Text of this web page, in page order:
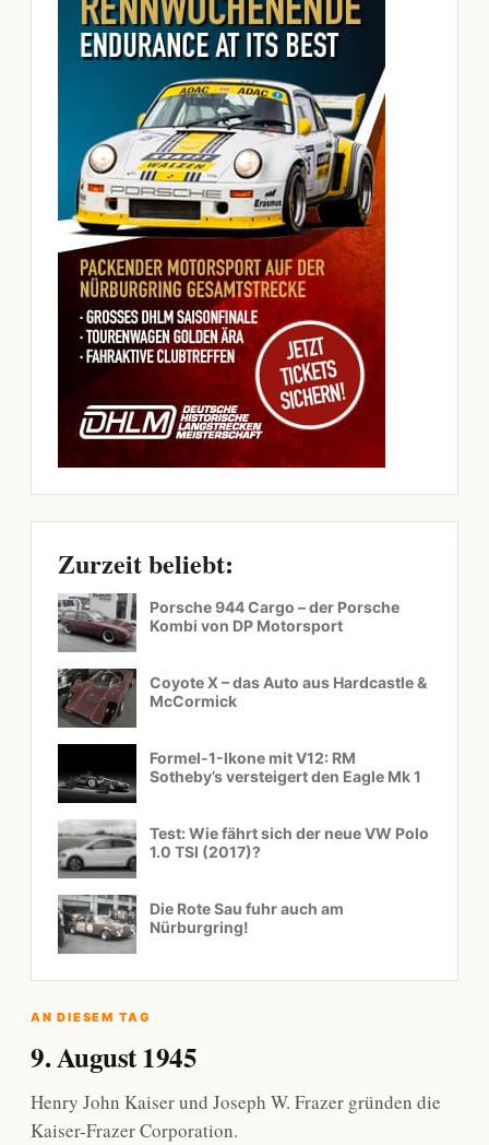
Zurzeit beliebt:
Porsche 944 Cargo – der Porsche
Kombi von DP Motorsport
Coyote X – das Auto aus Hardcastle &
McCormick
Formel-1-Ikone mit V12: RM
Sotheby’s versteigert den Eagle Mk 1
Test: Wie fährt sich der neue VW Polo
1.0 TSI (2017)?
Die Rote Sau fuhr auch am
Nürburgring!
AN DIESEM TAG
9. August 1945
Henry John Kaiser und Joseph W. Frazer gründen die
Kaiser-Frazer Corporation.